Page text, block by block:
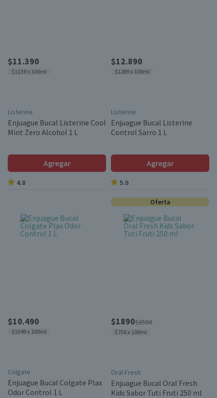
$11.390
$1139 x 100ml
Listerine
Enjuague Bucal Listerine Cool
Mint Zero Alcohol 1 L
Agregar
4.8
$12.890
$1289 x 100ml
Listerine
Enjuague Bucal Listerine
Control Sarro 1 L
Agregar
5.0
$10.490
$1049 x 100ml
Colgate
Enjuague Bucal Colgate Plax
Odor Control 1 L
Oferta
$1890$2550
$756 x 100ml
Oral Fresh
Enjuague Bucal Oral Fresh
Kids Sabor Tuti Fruti 250 ml